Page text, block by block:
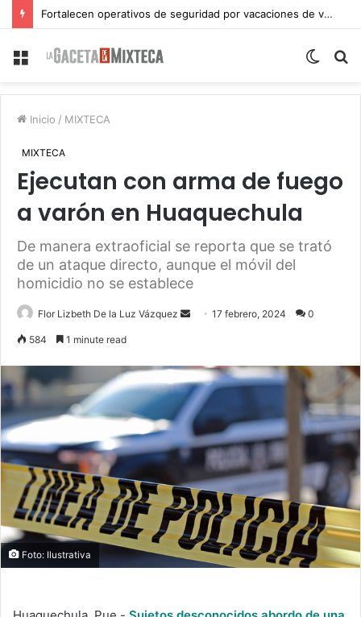
Fortalecen operativos de seguridad por vacaciones de verano en Atlixco
Menu
Switch
Inicio / MIXTECA
MIXTECA
Ejecutan con arma de fuego
a varón en Huaquechula
De manera extraoficial se reporta que se trató
de un ataque directo, aunque el móvil del
homicidio no se establece
Flor Lizbeth De la Luz Vázquez
Send17 febrero, 2024 0
584 1 minute read
Foto: Ilustrativa